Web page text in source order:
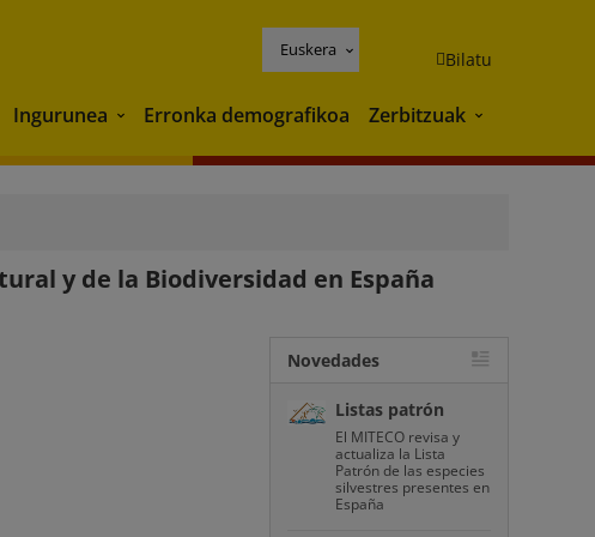
Euskera Bilatu
Ingurunea Ingurunea
Erronka demografikoa Zerbitzuak Zerbitzuak
y de la Biodiversidad en España
Novedades
Listas patrón
El MITECO revisa y
actualiza la Lista
Patrón de las especies
silvestres presentes en
España